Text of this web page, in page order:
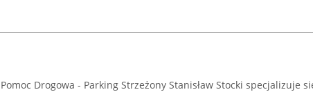
Pomoc Drogowa - Parking Strzeżony Stanisław Stocki specjalizuje